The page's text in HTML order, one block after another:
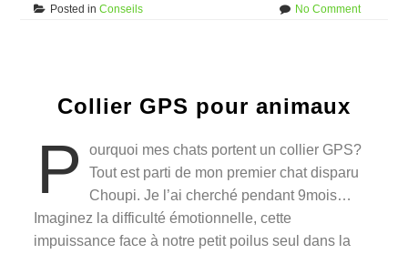
Posted inConseils No Commenton
Collier GPS pour animaux
P
ourquoi mes chats portent un collier GPS?
Tout est parti de mon premier chat disparu
Choupi. Je l’ai cherché pendant 9mois…
Imaginez la difficulté émotionnelle, cette
impuissance face à notre petit poilus seul dans la